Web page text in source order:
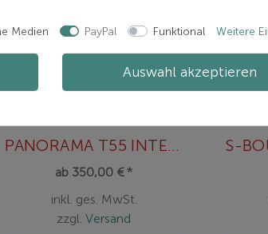
PANORAMA T55 INTELLIGRIP TRANSITION
ab 350,00 € *
inkl. ges. MwSt.
zzgl.Versand
Medien PayPal Funktional Weitere
Auswahl akzeptieren